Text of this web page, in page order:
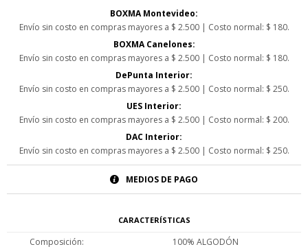
BOXMA Montevideo:
Envío sin costo en compras mayores a $ 2.500 | Costo normal: $ 180.
BOXMA Canelones:
Envío sin costo en compras mayores a $ 2.500 | Costo normal: $ 180.
DePunta Interior:
Envío sin costo en compras mayores a $ 2.500 | Costo normal: $ 250.
UES Interior:
Envío sin costo en compras mayores a $ 2.500 | Costo normal: $ 200.
DAC Interior:
Envío sin costo en compras mayores a $ 2.500 | Costo normal: $ 250.
MEDIOS DE PAGO
CARACTERÍSTICAS
Composición
100% ALGODÓN